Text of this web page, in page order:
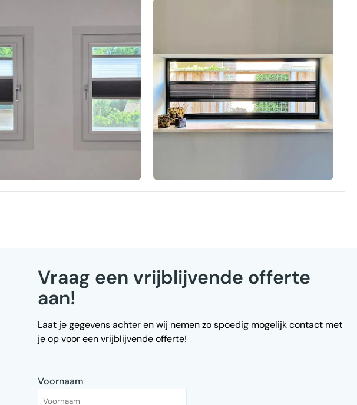
Vraag een vrijblijvende offerte
aan!
Laat je gegevens achter en wij nemen zo spoedig mogelijk contact met
je op voor een vrijblijvende offerte!
Voornaam